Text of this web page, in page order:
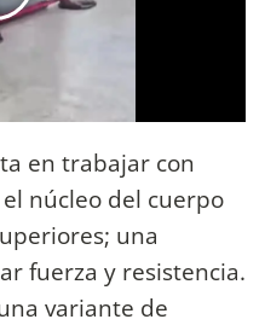
en trabajar con
núcleo del cuerpo
una
fuerza y resistencia.
variante de